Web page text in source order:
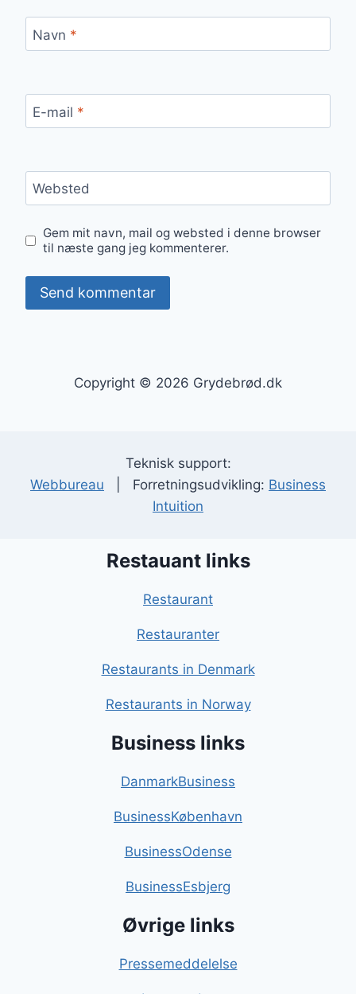
Navn *
E-mail *
Websted
Gem mit navn, mail og websted i denne browser
til næste gang jeg kommenterer.
Copyright © 2026 Grydebrød.dk
Teknisk support:
Webbureau | Forretningsudvikling: Business
Intuition
Restauant links
Restaurant
Restauranter
Restaurants in Denmark
Restaurants in Norway
Business links
DanmarkBusiness
BusinessKøbenhavn
BusinessOdense
BusinessEsbjerg
Øvrige links
Pressemeddelelse